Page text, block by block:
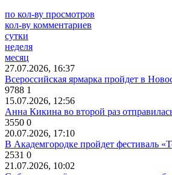
по кол-ву просмотров
кол-ву комментариев
сутки
неделя
месяц
27.07.2026, 16:37
Всероссийская ярмарка пройдет в
9788 1
15.07.2026, 12:56
Анна Кикина во второй раз
3550 0
20.07.2026, 17:10
В Академгородке пройдет фестиваль
2531 0
21.07.2026, 10:02